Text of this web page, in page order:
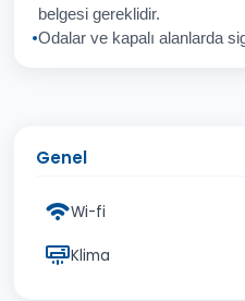
belgesi gereklidir.
Odalar ve kapalı alanlarda
Genel
Wi-fi
Klima